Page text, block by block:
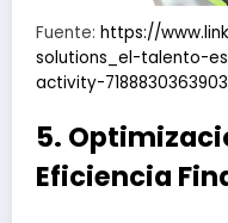
Fuente: https://
solutions_el-talento-
activity-
5.
Eficiencia